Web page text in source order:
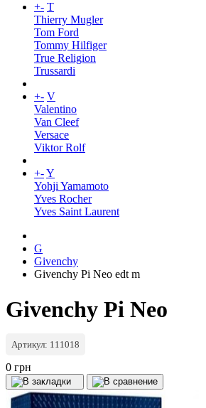
+- T
Thierry Mugler
Tom Ford
Tommy Hilfiger
True Religion
Trussardi
+- V
Valentino
Van Cleef
Versace
Viktor Rolf
+-Y
Yohji Yamamoto
Yves Rocher
Yves Saint Laurent
G
Givenchy
Givenchy Pi Neo edt m
Givenchy Pi Neo
Артикул: 111018
0 грн